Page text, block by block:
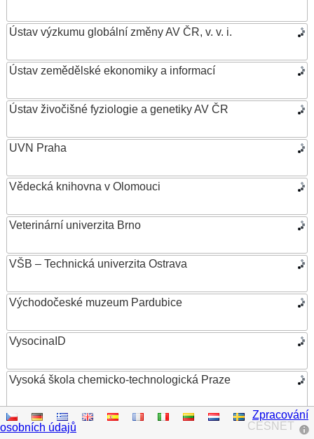
Ústav výzkumu globální změny AV ČR, v. v. i.
Ústav zemědělské ekonomiky a informací
Ústav živočišné fyziologie a genetiky AV ČR
UVN Praha
Vědecká knihovna v Olomouci
Veterinární univerzita Brno
VŠB – Technická univerzita Ostrava
Východočeské muzeum Pardubice
VysocinaID
Vysoká škola chemicko-technologická Praze
Vysoká škola ekonomická v Praze
CESNET
Zpracování
osobních údajů